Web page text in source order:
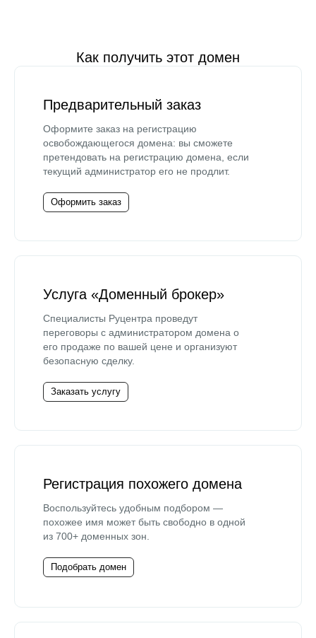
Как получить этот домен
Предварительный заказ
Оформите заказ на регистрацию
освобождающегося домена: вы сможете
претендовать на регистрацию домена, если
текущий администратор его не продлит.
Оформить заказ
Услуга «Доменный брокер»
Специалисты Руцентра проведут
переговоры с администратором домена о
его продаже по вашей цене и организуют
безопасную сделку.
Заказать услугу
Регистрация похожего домена
Воспользуйтесь удобным подбором —
похожее имя может быть свободно в одной
из 700+ доменных зон.
Подобрать домен